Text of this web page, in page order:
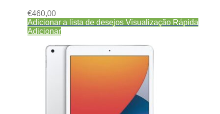
€460,00
Adicionar a lista de desejos Visualização Rápida
Adicionar